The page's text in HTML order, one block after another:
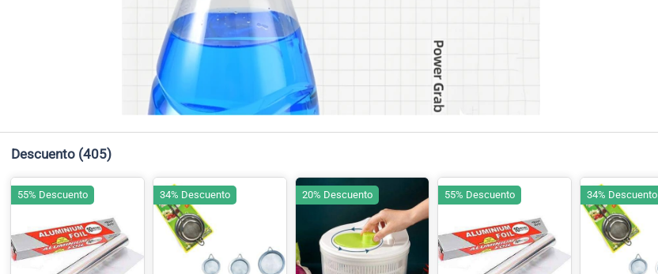
Descuento (405)
55% Descuento 34% Descuento 20% Descuento 55% Descuento 34% Descuento